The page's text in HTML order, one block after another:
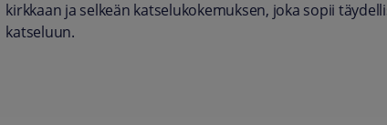
kirkkaan ja selkeän katselukokemuksen, joka sopii
katseluun.